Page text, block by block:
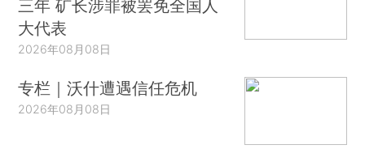
三年 矿长涉罪被罢免全国人
大代表
2026年08月08日
专栏｜沃什遭遇信任危机
2026年08月08日